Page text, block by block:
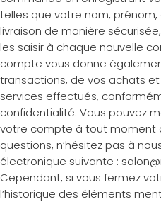
telles que votre nom,
livraison de manière
les saisir à chaque nouvelle
compte vous donne
transactions, de vos achats
services effectués,
confidentialité. Vous pouvez
votre compte à tout moment
questions, n’hésitez pas à
électronique suivante :
Cependant, si vous fermez
l’historique des éléments